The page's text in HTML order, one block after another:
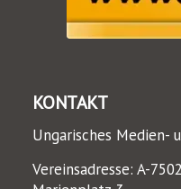
KONTAKT
Ungarisches Medien-
Vereinsadresse: A-